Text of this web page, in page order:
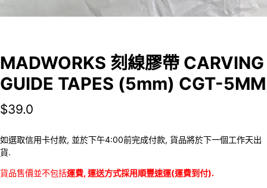
MADWORKS 刻線膠帶 CARVING
GUIDE TAPES (5mm) CGT-5MM
$39.0
如選取信用卡付款, 並於下午4:00前完成付款, 貨品將於下一個工作天出
貨.
貨品售價並不包括運費, 運送方式採用順豐速運(運費到付).